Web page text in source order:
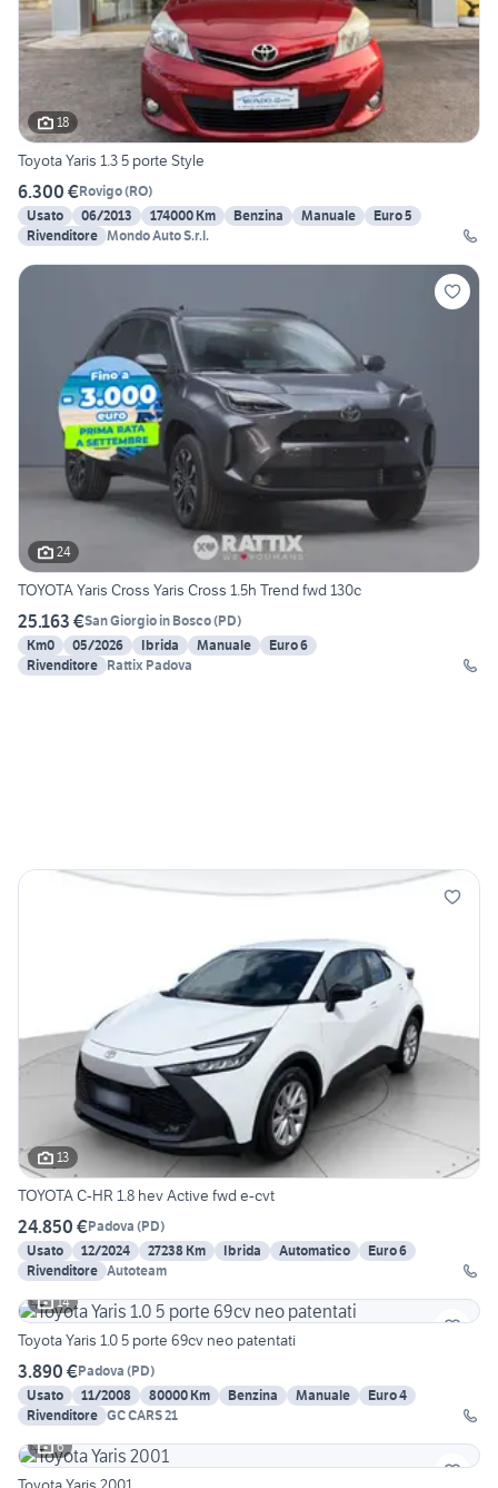
18
Toyota Yaris 1.3 5 porte Style
6.300 €Rovigo(RO)
Usato
06/2013 174000 Km Benzina Manuale
Euro 5
Rivenditore Mondo Auto S.r.l.
24
TOYOTA Yaris Cross Yaris Cross 1.5h Trend fwd 130c
25.163 €San Giorgio in Bosco(PD)
Km0
05/2026 Ibrida Manuale
Euro 6
Rivenditore Rattix Padova
13
TOYOTA C-HR 1.8 hev Active fwd e-cvt
24.850 €Padova (PD)
Usato
12/2024 27238 Km Ibrida Automatico
Euro 6
Rivenditore Autoteam
14
Toyota Yaris 1.0 5 porte 69cv neo patentati
3.890 €Padova (PD)
Usato
11/2008 80000 Km Benzina Manuale
Euro 4
Rivenditore GC CARS 21
6